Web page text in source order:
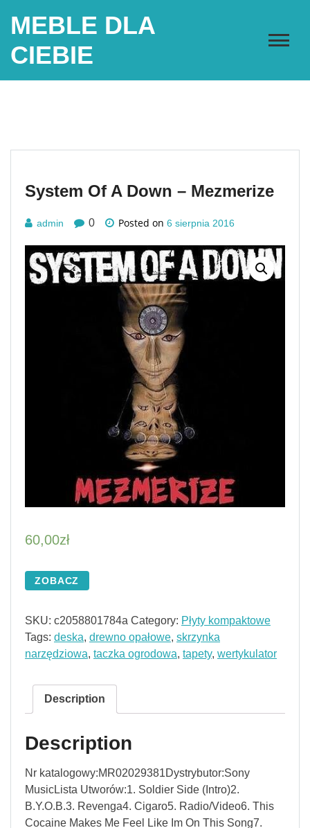
MEBLE DLA
CIEBIE
System Of A Down – Mezmerize
admin 0 Posted on 6 sierpnia 2016
60,00zł
ZOBACZ
SKU: c2058801784a Category: Płyty kompaktowe
Tags: deska, drewno opałowe, skrzynka
narzędziowa, taczka ogrodowa, tapety, wertykulator
Description
Description
Nr katalogowy:MR02029381Dystrybutor:Sony
MusicLista Utworów:1. Soldier Side (Intro)2.
B.Y.O.B.3. Revenga4. Cigaro5. Radio/Video6. This
Cocaine Makes Me Feel Like Im On This Song7.